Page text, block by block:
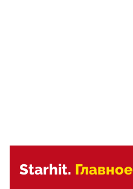
Starhit. Главное